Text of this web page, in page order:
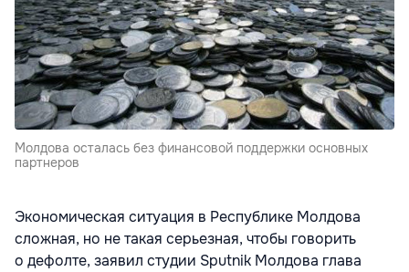
Молдова осталась без финансовой поддержки основных
партнеров
Экономическая ситуация в Республике Молдова
сложная, но не такая серьезная, чтобы говорить
о дефолте, заявил студии Sputnik Молдова глава